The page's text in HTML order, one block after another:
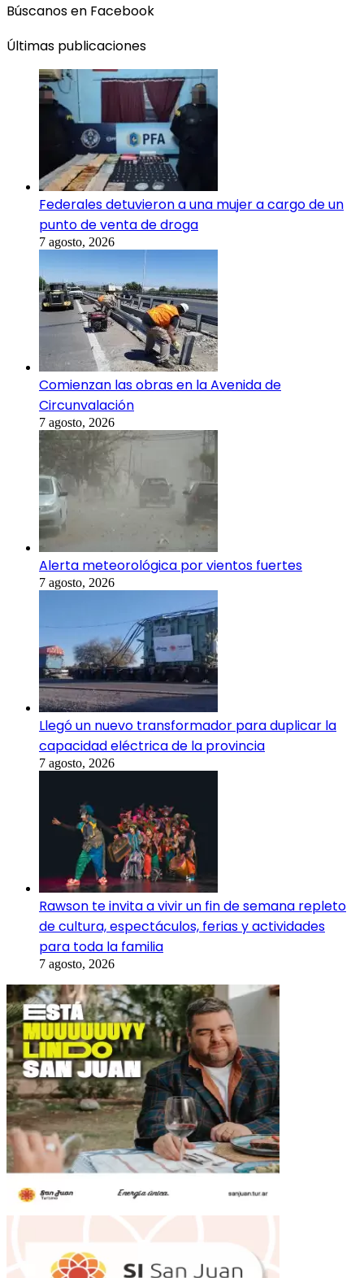
Búscanos en Facebook
Últimas publicaciones
Federales detuvieron a una mujer a cargo de un
punto de venta de droga
7 agosto, 2026
Comienzan las obras en la Avenida de
Circunvalación
7 agosto, 2026
Alerta meteorológica por vientos fuertes
7 agosto, 2026
Llegó un nuevo transformador para duplicar la
capacidad eléctrica de la provincia
7 agosto, 2026
Rawson te invita a vivir un fin de semana repleto
de cultura, espectáculos, ferias y actividades
para toda la familia
7 agosto, 2026